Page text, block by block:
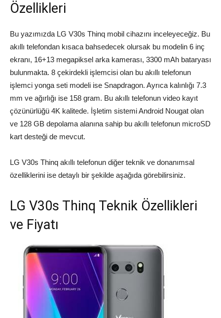
Özellikleri
Bu yazımızda LG V30s Thinq mobil cihazını inceleyeceğiz. Bu
akıllı telefondan kısaca bahsedecek olursak bu modelin 6 inç
ekranı, 16+13 megapiksel arka kamerası, 3300 mAh bataryası
bulunmakta. 8 çekirdekli işlemcisi olan bu akıllı telefonun
işlemci yonga seti modeli ise Snapdragon. Ayrıca kalınlığı 7.3
mm ve ağırlığı ise 158 gram. Bu akıllı telefonun video kayıt
çözünürlüğü 4K kalitede. İşletim sistemi Android Nougat olan
ve 128 GB depolama alanına sahip bu akıllı telefonun microSD
kart desteği de mevcut.
LG V30s Thinq akıllı telefonun diğer teknik ve donanımsal
özelliklerini ise detaylı bir şekilde aşağıda görebilirsiniz.
LG V30s Thinq Teknik Özellikleri
ve Fiyatı